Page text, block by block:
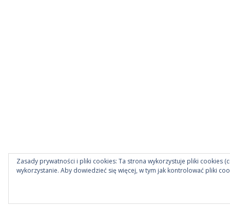
Zasady prywatności i pliki cookies: Ta strona wykorzystuje pliki cookies
wykorzystanie. Aby dowiedzieć się więcej, w tym jak kontrolować pliki